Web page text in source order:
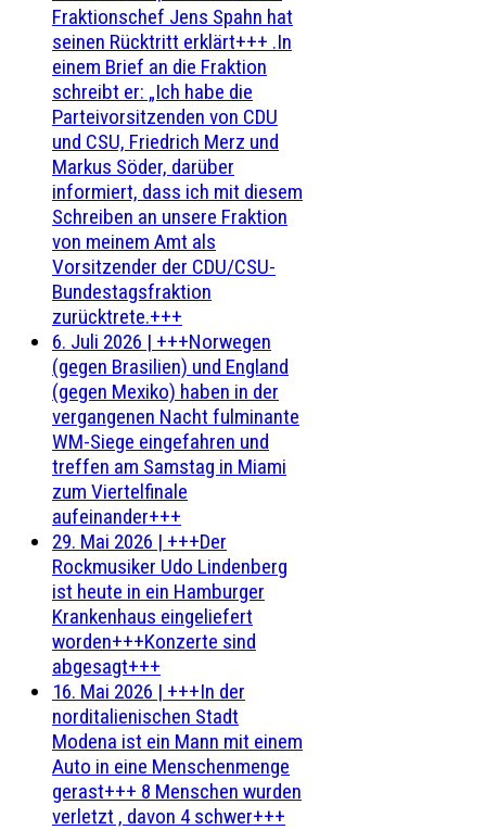
Fraktionschef Jens Spahn hat
seinen Rücktritt erklärt+++ .In
einem Brief an die Fraktion
schreibt er: „Ich habe die
Parteivorsitzenden von CDU
und CSU, Friedrich Merz und
Markus Söder, darüber
informiert, dass ich mit diesem
Schreiben an unsere Fraktion
von meinem Amt als
Vorsitzender der CDU/CSU-
Bundestagsfraktion
zurücktrete.+++
6. Juli 2026 | +++Norwegen
(gegen Brasilien) und England
(gegen Mexiko) haben in der
vergangenen Nacht fulminante
WM-Siege eingefahren und
treffen am Samstag in Miami
zum Viertelfinale
aufeinander+++
29. Mai 2026 | +++Der
Rockmusiker Udo Lindenberg
ist heute in ein Hamburger
Krankenhaus eingeliefert
worden+++Konzerte sind
abgesagt+++
16. Mai 2026 | +++In der
norditalienischen Stadt
Modena ist ein Mann mit einem
Auto in eine Menschenmenge
gerast+++ 8 Menschen wurden
verletzt , davon 4 schwer+++